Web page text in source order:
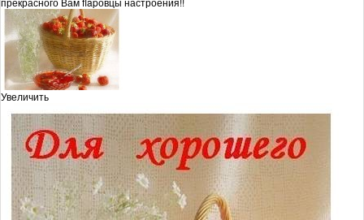
Увеличить